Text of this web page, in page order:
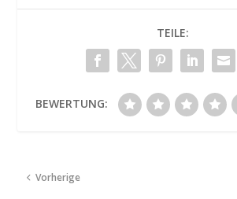
TEILE:
BEWERTUNG:
Vorherige